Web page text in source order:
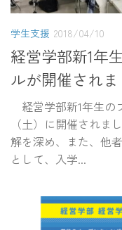
学生支援 2018/04/10
経営学部新1年
ルが開催されま
経営学部新1年生の
（土）に開催されま
解を深め、また、他
として、入学...